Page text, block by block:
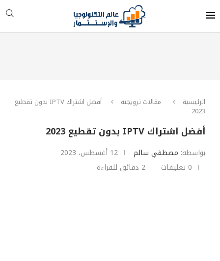
الرئيسية مقالات ترويجية أفضل اشتراك IPTV بدون تقطيع
2023
أفضل اشتراك IPTV بدون تقطيع 2023
بواسطة: مصطفي سالم
12 أغسطس، 2023
0 تعليقات
2 دقائق للقراءة